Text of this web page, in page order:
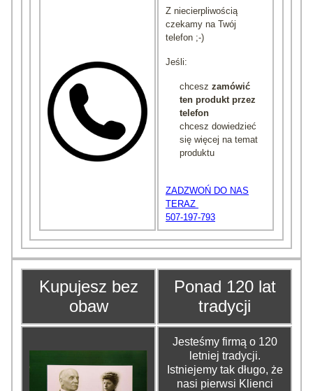
Z niecierpliwością
czekamy na Twój
telefon ;-)
Jeśli:
chcesz zamówić
ten produkt przez
telefon
chcesz dowiedzieć
się więcej na temat
produktu
ZADZWOŃ DO NAS
TERAZ
507-197-793
Kupujesz bez
obaw
Ponad 120 lat
tradycji
Jesteśmy firmą o 120
letniej tradycji.
Istniejemy tak długo, że
nasi pierwsi Klienci